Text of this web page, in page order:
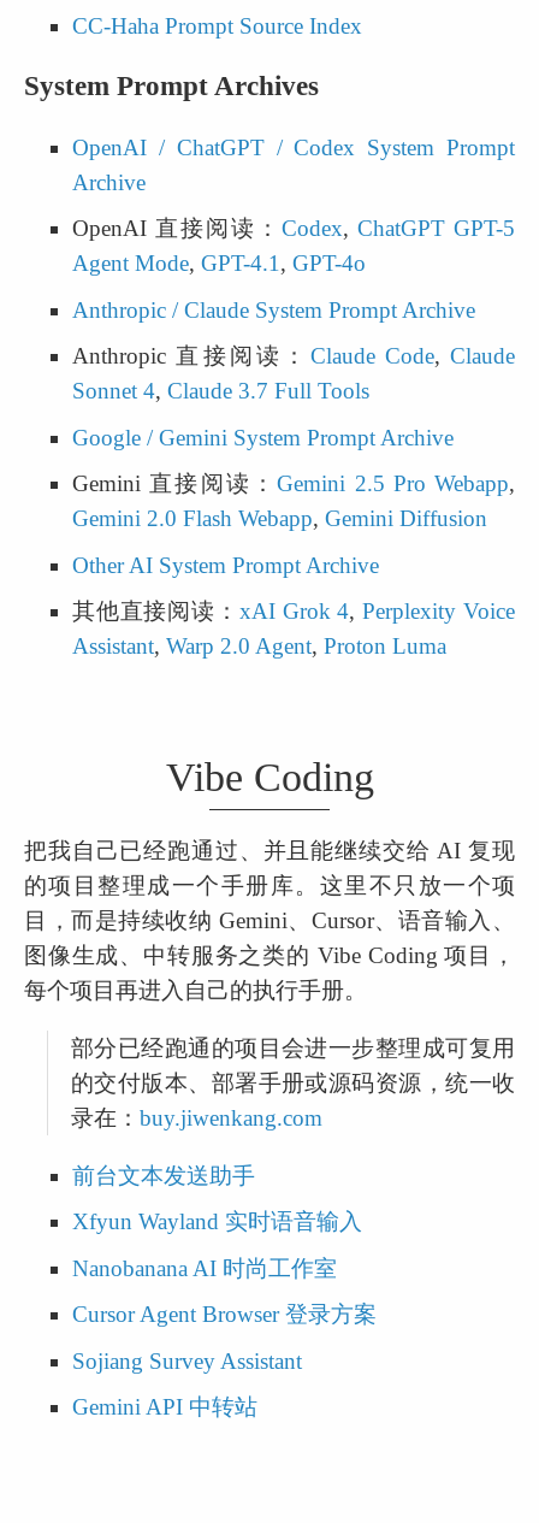
CC-Haha Prompt Source Index
System Prompt Archives
OpenAI / ChatGPT / Codex System Prompt
Archive
OpenAI 直接阅读： Codex, ChatGPT GPT-5
Agent Mode, GPT-4.1, GPT-4o
Anthropic / Claude System Prompt Archive
Anthropic 直接阅读： Claude Code, Claude
Sonnet 4, Claude 3.7 Full Tools
Google / Gemini System Prompt Archive
Gemini 直接阅读：Gemini 2.5 Pro Webapp
Gemini 2.0 Flash Webapp, Gemini Diffusion
Other AI System Prompt Archive
其他直接阅读： xAI Grok 4, Perplexity Voice
Assistant, Warp 2.0 Agent, Proton Luma
Vibe Coding
把我自己已经跑通过、并且能继续交给 AI 复现
的项目整理成一个手册库。这里不只放一个项
目，而是持续收纳 Gemini、Cursor、语音输入、
图像生成、中转服务之类的 Vibe Coding 项目，
每个项目再进入自己的执行手册。
部分已经跑通的项目会进一步整理成可复用
的交付版本、部署手册或源码资源，统一收
录在： buy.jiwenkang.com
前台文本发送助手
Xfyun Wayland 实时语音输入
Nanobanana AI 时尚工作室
Cursor Agent Browser 登录方案
Sojiang Survey Assistant
Gemini API 中转站